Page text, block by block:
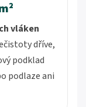
vláken
dříve,
podklad
podlaze ani